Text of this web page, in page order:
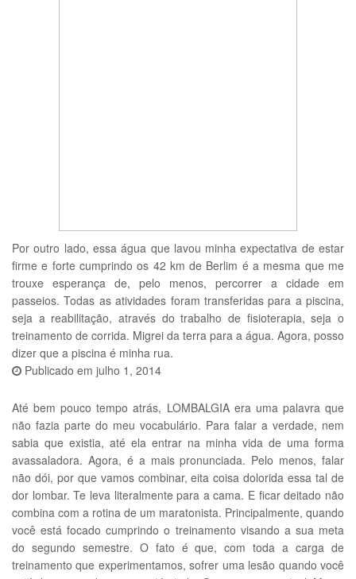
Por outro lado, essa água que lavou minha expectativa de estar
firme e forte cumprindo os 42 km de Berlim é a mesma que me
trouxe esperança de, pelo menos, percorrer a cidade em
passeios. Todas as atividades foram transferidas para a piscina,
seja a reabilitação, através do trabalho de fisioterapia, seja o
treinamento de corrida. Migrei da terra para a água. Agora, posso
dizer que a piscina é minha rua.
Publicado em julho 1, 2014
Até bem pouco tempo atrás, LOMBALGIA era uma palavra que
não fazia parte do meu vocabulário. Para falar a verdade, nem
sabia que existia, até ela entrar na minha vida de uma forma
avassaladora. Agora, é a mais pronunciada. Pelo menos, falar
não dói, por que vamos combinar, eita coisa dolorida essa tal de
dor lombar. Te leva literalmente para a cama. E ficar deitado não
combina com a rotina de um maratonista. Principalmente, quando
você está focado cumprindo o treinamento visando a sua meta
do segundo semestre. O fato é que, com toda a carga de
treinamento que experimentamos, sofrer uma lesão quando você